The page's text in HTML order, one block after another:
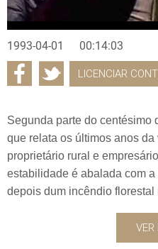
1993-04-01 00:14:03
LICENCIAR
Segunda parte do centésimo
que relata os últimos anos
proprietário rural e
estabilidade é abalada com
depois dum incêndio florestal
VER